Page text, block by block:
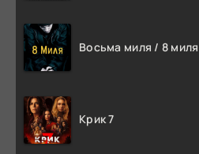
Восьма миля / 8 миля
Крик 7